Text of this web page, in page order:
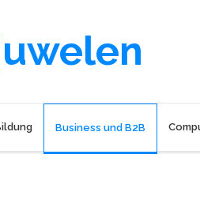
Business und B2B